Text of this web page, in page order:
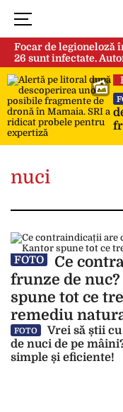
Focar de legioneloză
26 sunt infectate.
contaminării
nuci
FOTO
Ce
frunze de
spune tot ce
remediu
FOTO
Vrei să știi
de nuci de pe
simple și eficiente!